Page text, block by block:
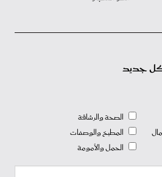
كل جديد
الصحة والرشاقة
المطبخ والوصفات
الحمل والأمومة